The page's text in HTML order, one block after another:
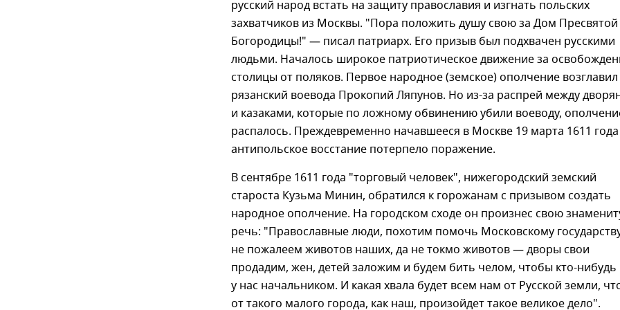
русский народ встать на защиту православия и изгнать польских
захватчиков из Москвы. "Пора положить душу свою за Дом Пресвятой
Богородицы!" — писал патриарх. Его призыв был подхвачен русскими
людьми. Началось широкое патриотическое движение за
столицы от поляков. Первое народное (земское) ополчение возглавил
рязанский воевода Прокопий Ляпунов. Но из-за распрей между
и казаками, которые по ложному обвинению убили воеводу,
распалось. Преждевременно начавшееся в Москве 19 марта 1611 года
антипольское восстание потерпело поражение.
В сентябре 1611 года "торговый человек", нижегородский земский
староста Кузьма Минин, обратился к горожанам с призывом создать
народное ополчение. На городском сходе он произнес свою
речь: "Православные люди, похотим помочь Московскому
не пожалеем животов наших, да не токмо животов — дворы свои
продадим, жен, детей заложим и будем бить челом, чтобы кто-нибудь
у нас начальником. И какая хвала будет всем нам от Русской земли,
от такого малого города, как наш, произойдет такое великое дело".